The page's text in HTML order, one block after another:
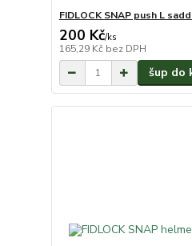
FIDLOCK SNAP push L
200 Kč/ks
165,29 Kč bez DPH
šup do